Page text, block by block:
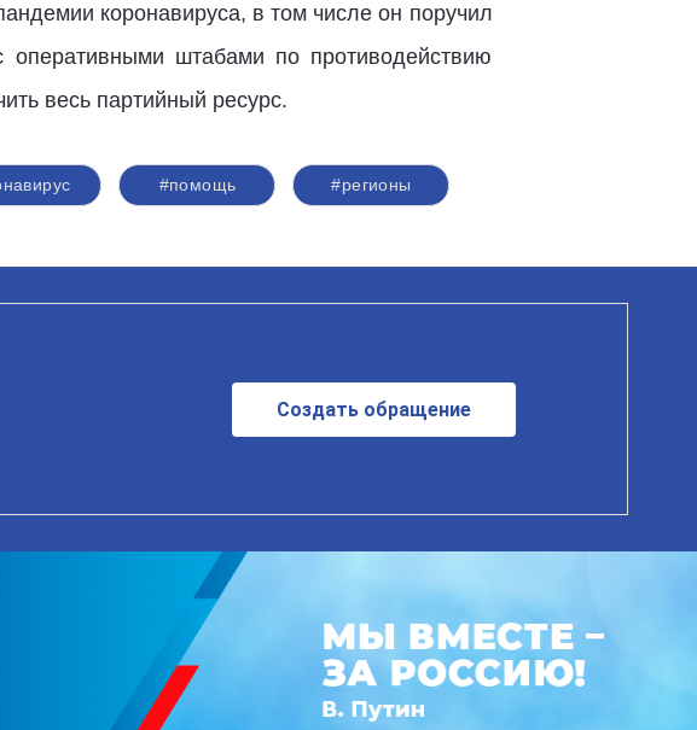
коронавируса, в том числе он поручил
оперативными штабами по противодействию
весь партийный ресурс.
#помощь #регионы
Создать обращение